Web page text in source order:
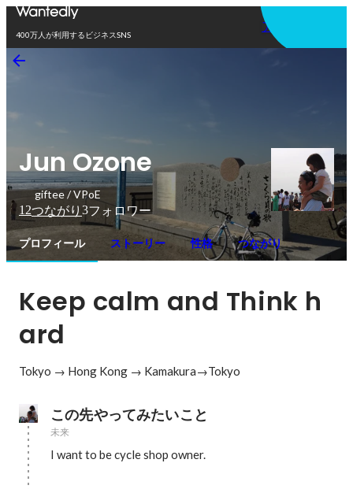
400万人が利用するビジネスSNS
アプリを使う
Jun Ozone
giftee / VPoE
12つながり 3フォロワー
プロフィール ストーリー 性格 つながり
Keep calm and Think h
ard
Tokyo → Hong Kong → Kamakura→Tokyo
この先やってみたいこと
未来
I want to be cycle shop owner.